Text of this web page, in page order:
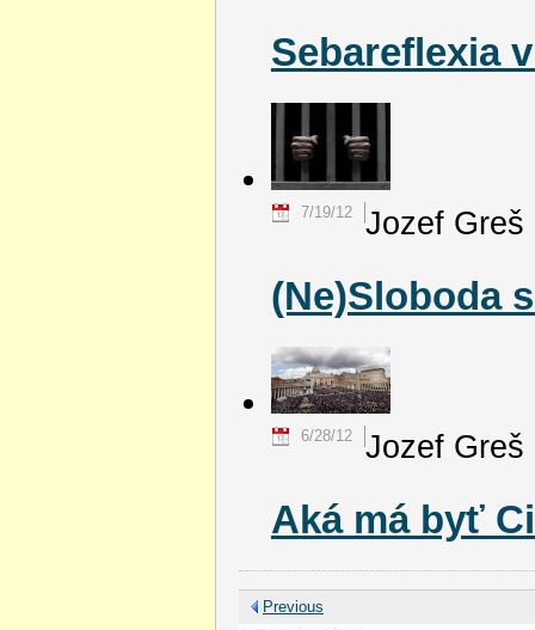
Sebareflexia
Jozef Greš
7/19/12
(Ne)Sloboda
Jozef Greš
6/28/12
Aká má byť
Previous